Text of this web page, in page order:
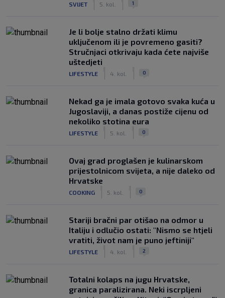
SVIJET 5. kol. 1
Je li bolje stalno držati klimu
uključenom ili je povremeno gasiti?
Stručnjaci otkrivaju kada ćete najviše
uštedjeti
LIFESTYLE 4. kol. 0
Nekad ga je imala gotovo svaka kuća u
Jugoslaviji, a danas postiže cijenu od
nekoliko stotina eura
LIFESTYLE 5. kol. 0
Ovaj grad proglašen je kulinarskom
prijestolnicom svijeta, a nije daleko od
Hrvatske
COOKING 5. kol. 0
Stariji bračni par otišao na odmor u
Italiju i odlučio ostati: "Nismo se htjeli
vratiti, život nam je puno jeftiniji"
LIFESTYLE 4. kol. 2
Totalni kolaps na jugu Hrvatske,
granica paralizirana. Neki iscrpljeni